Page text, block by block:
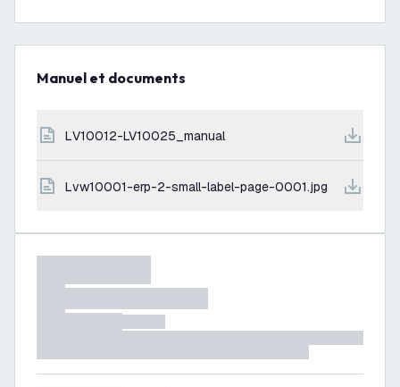
Manuel et documents
LV10012-LV10025_manual
lvw10001-erp-2-small-label-page-0001.jpg